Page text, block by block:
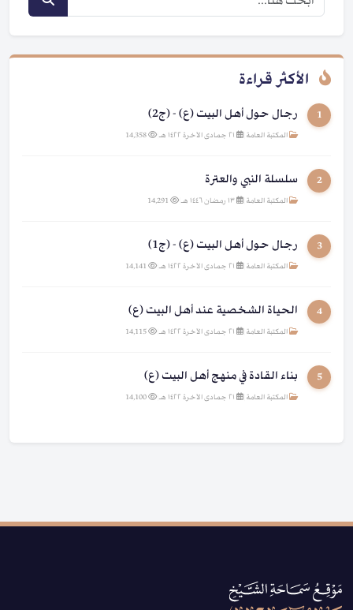
الأكثر قراءة
1 رجال حول أهل البيت (ع) - (ج2)
المكتبة العامة |
2 سلسلة النبي والعترة
المكتبة العامة |
3 رجال حول أهل البيت (ع) - (ج1)
المكتبة العامة |
4 الحياة الشخصية عند أهل البيت (ع)
المكتبة العامة |
5 بناء القادة في منهج أهل البيت (ع)
المكتبة العامة |